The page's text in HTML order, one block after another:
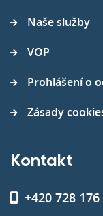
Naše služby
VOP
Prohlášení o
Zásady
Kontakt
+420 728 176